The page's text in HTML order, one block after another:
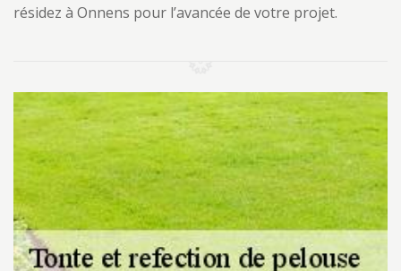
résidez à Onnens pour l’avancée de votre projet.